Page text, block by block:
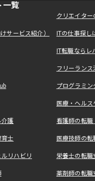
一覧
クリエイタ
サービス紹介） ITの仕事探
IT転職なら
フリーラン
プログラミ
医療・ヘル
介護 看護師の転
士 医療技師の
リハビリ 栄養士の転
薬剤師の転